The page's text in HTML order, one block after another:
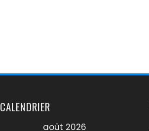
CALENDRIER
août 2026